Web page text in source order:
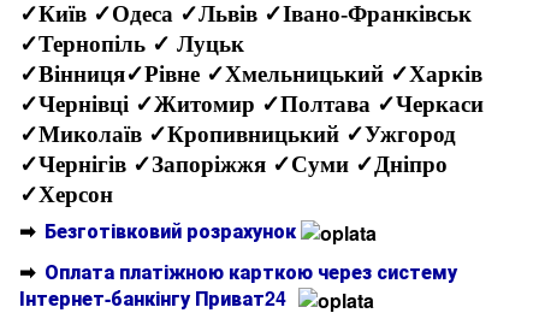
✓Київ ✓Одеса ✓Львів ✓Івано-Франківськ
✓Тернопіль ✓ Луцьк
✓Вінниця✓Рівне ✓Хмельницький ✓Харків
✓Чернівці ✓Житомир ✓Полтава ✓Черкаси
✓Миколаїв ✓Кропивницький ✓Ужгород
✓Чернігів ✓Запоріжжя ✓Суми ✓Дніпро
✓Херсон
➡ Безготівковий розрахунок
➡ Оплата платіжною карткою через систему
Інтернет-банкінгу Приват24